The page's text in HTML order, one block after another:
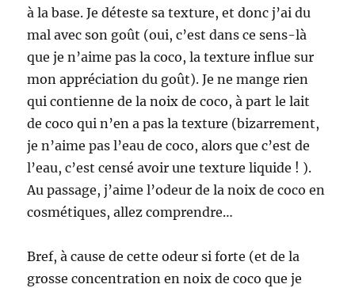
à la base. Je déteste sa texture, et donc j’ai du
mal avec son goût (oui, c’est dans ce sens-là
que je n’aime pas la coco, la texture influe sur
mon appréciation du goût). Je ne mange rien
qui contienne de la noix de coco, à part le lait
de coco qui n’en a pas la texture (bizarrement,
je n’aime pas l’eau de coco, alors que c’est de
l’eau, c’est censé avoir une texture liquide ! ).
Au passage, j’aime l’odeur de la noix de coco en
cosmétiques, allez comprendre…
Bref, à cause de cette odeur si forte (et de la
grosse concentration en noix de coco que je